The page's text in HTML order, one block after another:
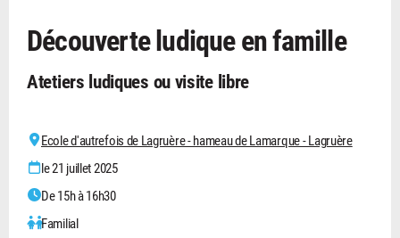
Découverte ludique en famille
Atetiers ludiques ou visite libre
Ecole d'autrefois de Lagruère - hameau de Lamarque - Lagruère
le 21 juillet 2025
De 15h à 16h30
Familial